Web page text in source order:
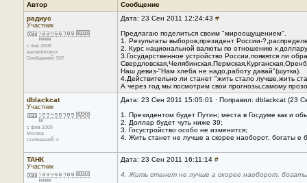
Автор
Сообщение
радиус
Участник
с янв 2008
магнитогорск
Сообщений: 937
Дата: 23 Сен 2011 12:24:43 #
Предлагаю поделиться своим "мироощущением".
1. Результаты выборов,президент России-
2. Курс национальной валюты по отношению к
3.Государственное устройство России,появятся ли
Наш девиз-"Нам хлеба не надо,работу давай"(шутка).
4.Действительно ли станет "жить стало лучше,жить
А через год мы посмотрим свои прогнозы,самому
dblackcat
Участник
с фев 2009
Москва
Сообщений: 4
Дата: 23 Сен 2011 15:05:01 · Поправил: dblackcat (23
1. Президентом будет Путин; места в Госдуме как и
2. Доллар будет чуть ниже 39;
3. Госустройство особо не изменится;
4. Жить станет не лучше а скорее наоборот, богаты
ТАНК
Участник
Дата: 23 Сен 2011 16:11:14 #
4. Жить станет не лучше а скорее наоборот,